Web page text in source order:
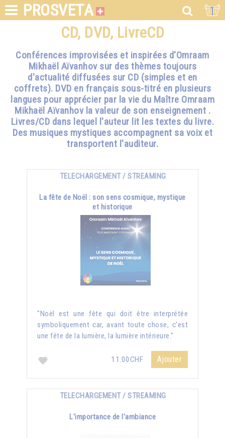
PROSVETA 1
CD, DVD, LivreCD
Conférences improvisées et inspirées d'Omraam
Mikhaël Aïvanhov sur des thèmes toujours
d'actualité diffusées sur CD (simples et en
coffrets). DVD en français sous-titré en plusieurs
langues pour apprécier par la vie du Maître Omraam
Mikhaël Aïvanhov la valeur de son enseignement .
Livres/CD dans lequel l'auteur lit les textes du livre.
Des musiques mystiques accompagnent sa voix et
transportent l'auditeur.
TELECHARGEMENT / STREAMING
La fête de Noël : son sens cosmique, mystique
et historique
"Noël est une fête qui doit être interprétée
symboliquement car, avant toute chose, c'est
une fête de la lumière, la lumière intérieure."
11.00CHF Ajouter
TELECHARGEMENT / STREAMING
L'importance de l'ambiance